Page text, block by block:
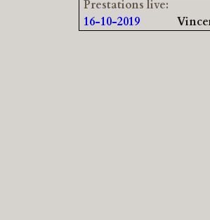
Prestations live:
16-10-2019